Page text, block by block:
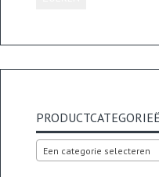
Een categorie selecteren